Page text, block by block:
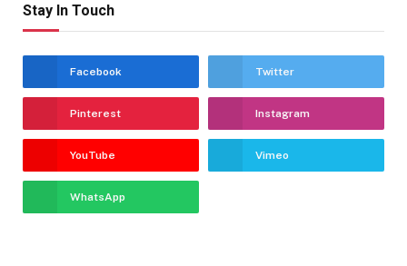
Stay In Touch
Facebook Twitter
Pinterest Instagram
YouTube Vimeo
WhatsApp